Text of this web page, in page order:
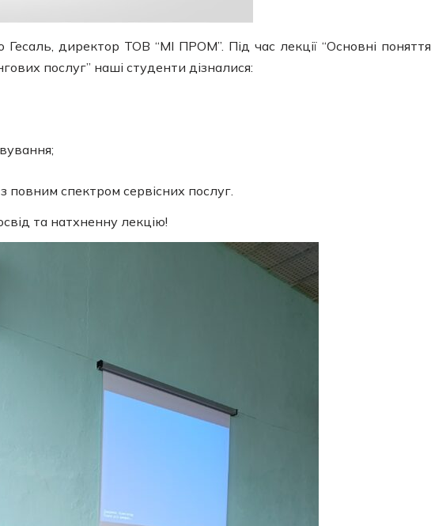
директор ТОВ “МІ ПРОМ”. Під час лекції “Основні поняття
послуг” наші студенти дізналися:
спектром сервісних послуг.
та натхненну лекцію!